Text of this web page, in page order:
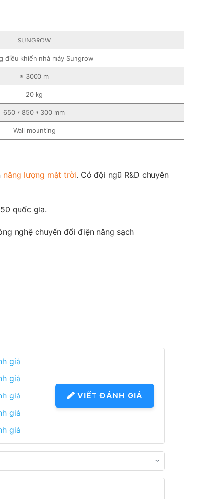
SUNGROW
điều khiển nhà máy Sungrow
≤ 3000 m
20 kg
650 * 850 * 300 mm
Wall mounting
năng lượng mặt trời. Có đội ngũ R&D chuyên
quốc gia.
nghệ chuyển đổi điện năng sạch
giá
giá
giá
giá
giá
VIẾT ĐÁNH GIÁ